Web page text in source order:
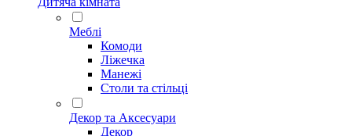
Меблі
Комоди
Ліжечка
Манежі
Столи та стільці
Декор та Аксесуари
Декор